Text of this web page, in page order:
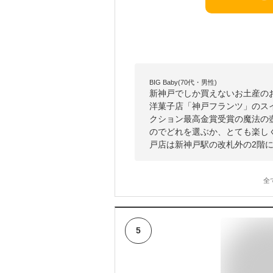
BIG Baby(70代・男性)
新神戸でしか買えないお土産
洋菓子店「神戸フランツ」の
クション最高金賞受賞の魔法
のでどれを選ぶか、とても楽
戸店は新神戸駅の改札外の2階
全
5